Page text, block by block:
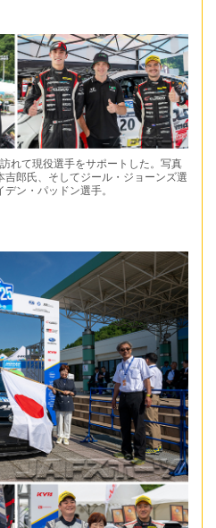
れて現役選手をサポートした。写真
郎氏、そしてジール・ジョーンズ選
ン・パッドン選手。